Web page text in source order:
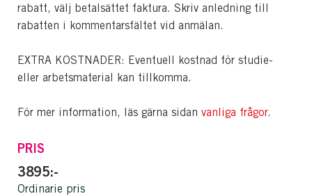
rabatt, välj betalsättet faktura. Skriv anledning till
rabatten i kommentarsfältet vid anmälan.
EXTRA KOSTNADER: Eventuell kostnad för studie-
eller arbetsmaterial kan tillkomma.
För mer information, läs gärna sidan vanliga frågor.
PRIS
3895:-
Ordinarie pris